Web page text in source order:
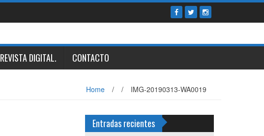
REVISTA DIGITAL. CONTACTO
Home / / IMG-20190313-WA0019
Entradas recientes